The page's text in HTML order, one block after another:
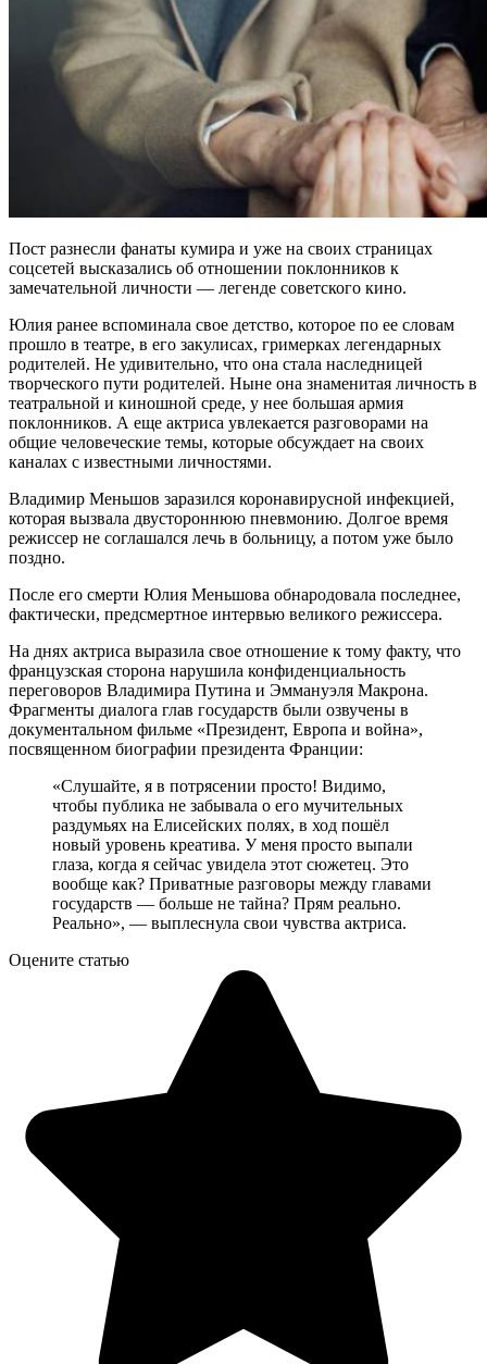
Пост разнесли фанаты кумира и уже на своих страницах
соцсетей высказались об отношении поклонников к
замечательной личности — легенде советского кино.
Юлия ранее вспоминала свое детство, которое по ее словам
прошло в театре, в его закулисах, гримерках легендарных
родителей. Не удивительно, что она стала наследницей
творческого пути родителей. Ныне она знаменитая личность в
театральной и киношной среде, у нее большая армия
поклонников. А еще актриса увлекается разговорами на
общие человеческие темы, которые обсуждает на своих
каналах с известными личностями.
Владимир Меньшов заразился коронавирусной инфекцией,
которая вызвала двустороннюю пневмонию. Долгое время
режиссер не соглашался лечь в больницу, а потом уже было
поздно.
После его смерти Юлия Меньшова обнародовала последнее,
фактически, предсмертное интервью великого режиссера.
На днях актриса выразила свое отношение к тому факту, что
французская сторона нарушила конфиденциальность
переговоров Владимира Путина и Эммануэля Макрона.
Фрагменты диалога глав государств были озвучены в
документальном фильме «Президент, Европа и война»,
посвященном биографии президента Франции:
«Слушайте, я в потрясении просто! Видимо,
чтобы публика не забывала о его мучительных
раздумьях на Елисейских полях, в ход пошёл
новый уровень креатива. У меня просто выпали
глаза, когда я сейчас увидела этот сюжетец. Это
вообще как? Приватные разговоры между главами
государств — больше не тайна? Прям реально.
Реально», — выплеснула свои чувства актриса.
Оцените статью